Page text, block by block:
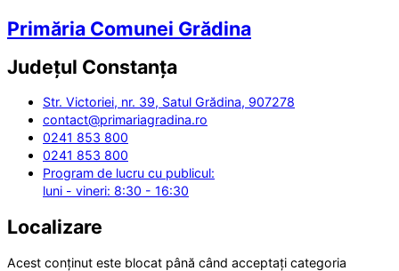
Primăria Comunei Grădina
Județul Constanța
Str. Victoriei, nr. 39, Satul Grădina, 907278
contact@primariagradina.ro
0241 853 800
0241 853 800
Program de lucru cu publicul:
luni - vineri: 8:30 - 16:30
Localizare
Acest conținut este blocat până când acceptați categoria